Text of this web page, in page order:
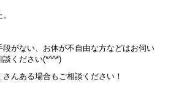
段がない、お体が不自由な方などはお伺い
談ください(*^^*)
んある場合もご相談ください！